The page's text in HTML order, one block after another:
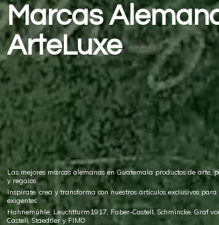
Marcas
ArteLuxe
Las mejores marcas alemanas en Guatemala productos de arte,
y regalos
Inspírate, crea y transforma con nuestros artículos exclusivos para
exigentes
Hahnemühle, Leuchtturm1917, Faber-Castell, Schmincke, Graf
Castell, Staedtler y FIMO